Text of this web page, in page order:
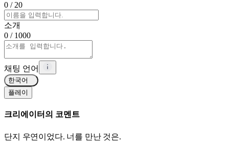
0 / 20
소개
0 / 1000
채팅 언어
한국어
플레이
크리에이터의 코멘트
단지 우연이었다. 너를 만난 것은.